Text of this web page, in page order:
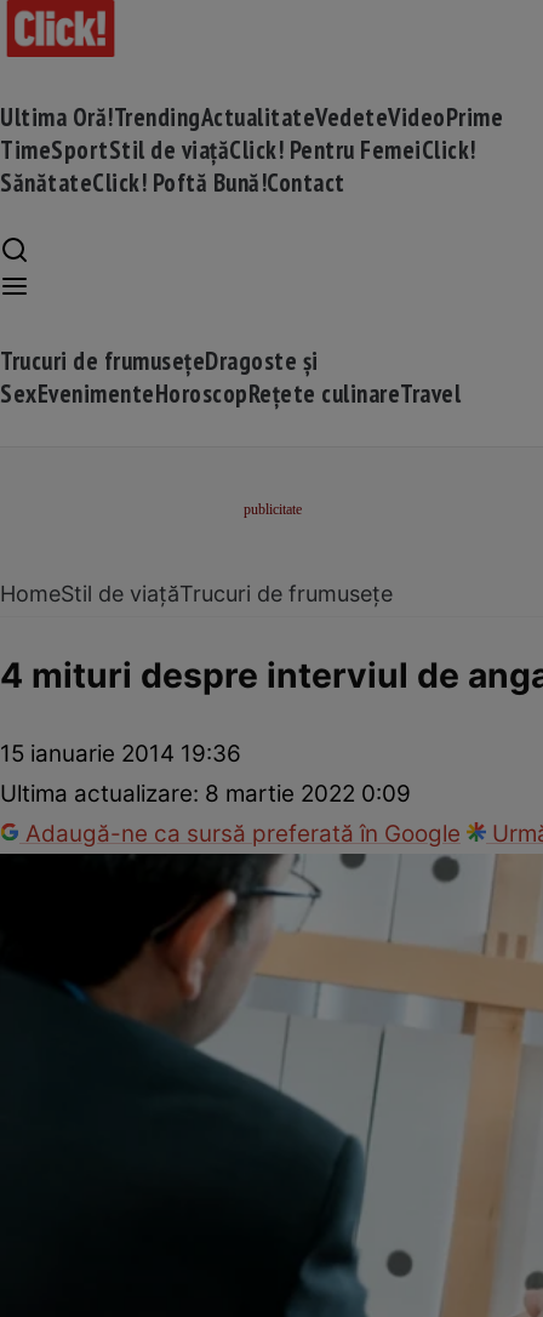
Ultima Oră!TrendingActualitateVedeteVideoPrime
TimeSportStil de viațăClick! Pentru FemeiClick!
SănătateClick! Poftă Bună!Contact
Trucuri de frumusețeDragoste și
SexEvenimenteHoroscopRețete culinareTravel
HomeStil de viațăTrucuri de frumusețe
4 mituri despre interviul de
15 ianuarie 2014 19:36
Ultima actualizare: 8 martie 2022 0:09
Adaugă-ne ca sursă preferată în Google